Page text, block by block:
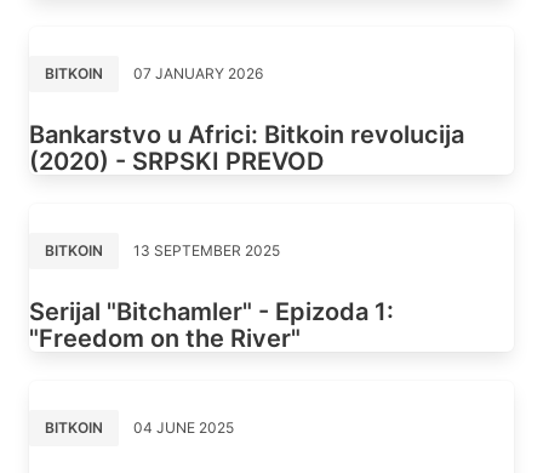
BITKOIN 07 JANUARY 2026
Bankarstvo u Africi: Bitkoin revolucija
(2020) - SRPSKI PREVOD
BITKOIN 13 SEPTEMBER 2025
Serijal "Bitchamler" - Epizoda 1:
"Freedom on the River"
BITKOIN 04 JUNE 2025